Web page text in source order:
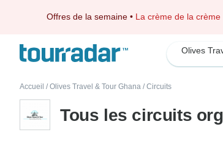
Offres de la semaine • La crème de la crème
Accueil / Olives Travel & Tour Ghana / Circuits
Tous les circuits